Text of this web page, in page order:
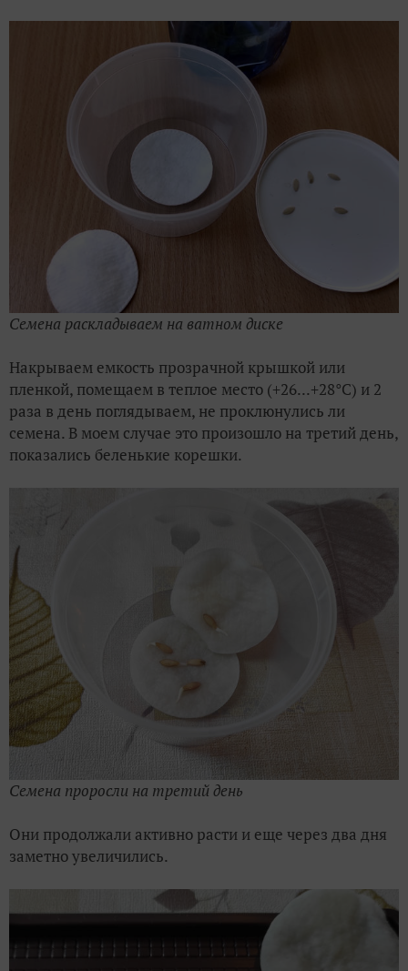
Семена раскладываем на ватном диске
Накрываем емкость прозрачной крышкой или
пленкой, помещаем в теплое место (+26...+28°С) и 2
раза в день поглядываем, не проклюнулись ли
семена. В моем случае это произошло на третий день,
показались беленькие корешки.
Семена проросли на третий день
Они продолжали активно расти и еще через два дня
заметно увеличились.